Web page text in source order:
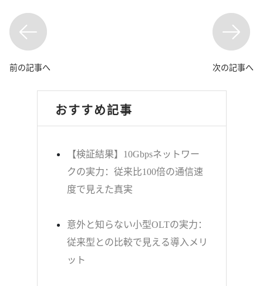
前の記事へ 次の記事へ
おすすめ記事
【検証結果】10Gbpsネットワー
クの実力：従来比100倍の通信速
度で見えた真実
意外と知らない小型OLTの実力：
従来型との比較で見える導入メリ
ット